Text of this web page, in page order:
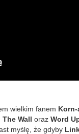
wielkim fanem Korn-
Wall oraz Word
myślę, że gdyby